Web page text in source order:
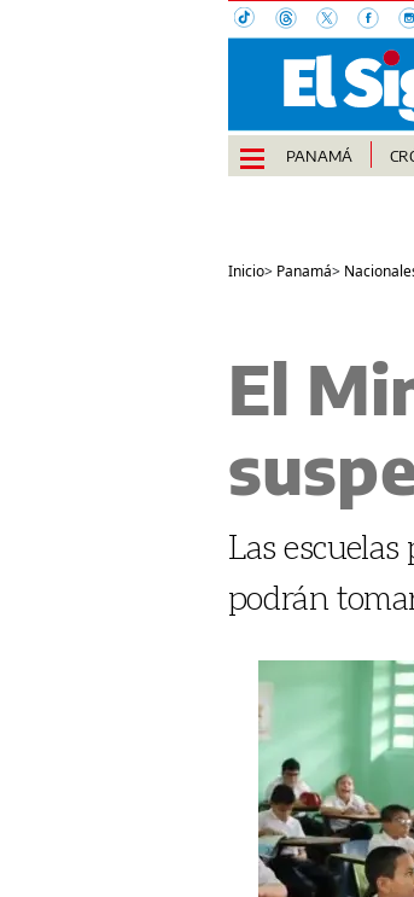
PANAMÁ
Inicio> Panamá>
El
Las
podrán